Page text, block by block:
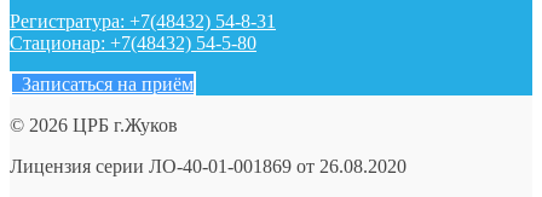
Регистратура: +7(48432) 54-8-31
Стационар: +7(48432) 54-5-80
Записаться на приём
© 2026 ЦРБ г.Жуков
Лицензия серии ЛО-40-01-001869 от 26.08.2020